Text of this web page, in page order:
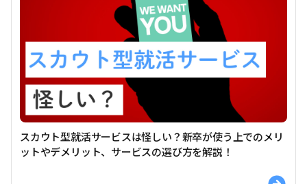
スカウト型就活サービスは怪しい？新卒が使う上でのメリ
ットやデメリット、サービスの選び方を解説！